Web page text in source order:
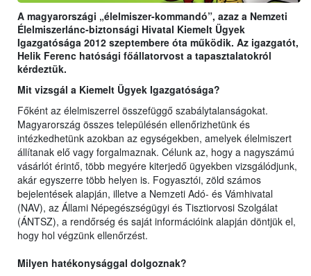
A magyarországi „élelmiszer-kommandó”, azaz a Nemzeti
Élelmiszerlánc-biztonsági Hivatal Kiemelt Ügyek
Igazgatósága 2012 szeptembere óta működik. Az igazgatót,
Helik Ferenc hatósági főállatorvost a tapasztalatokról
kérdeztük.
Mit vizsgál a Kiemelt Ügyek Igazgatósága?
Főként az élelmiszerrel összefüggő szabálytalanságokat.
Magyarország összes településén ellenőrizhetünk és
intézkedhetünk azokban az egységekben, amelyek élelmiszert
állítanak elő vagy forgalmaznak. Célunk az, hogy a nagyszámú
vásárlót érintő, több megyére kiterjedő ügyekben vizsgálódjunk,
akár egyszerre több helyen is. Fogyasztói, zöld számos
bejelentések alapján, illetve a Nemzeti Adó- és Vámhivatal
(NAV), az Állami Népegészségügyi és Tisztiorvosi Szolgálat
(ÁNTSZ), a rendőrség és saját információink alapján döntjük el,
hogy hol végzünk ellenőrzést.
Milyen hatékonysággal dolgoznak?